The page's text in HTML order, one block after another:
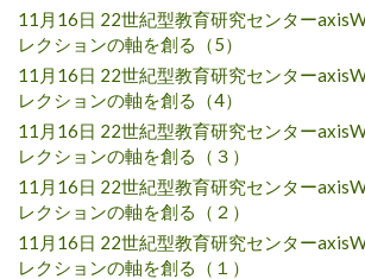
11月16日 22世紀型教育研究センター
レクションの軸を創る（5）
11月16日 22世紀型教育研究センター
レクションの軸を創る（4）
11月16日 22世紀型教育研究センター
レクションの軸を創る（３）
11月16日 22世紀型教育研究センター
レクションの軸を創る（２）
11月16日 22世紀型教育研究センター
レクションの軸を創る（１）